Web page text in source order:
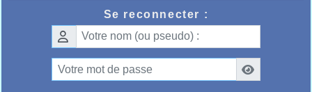
Se reconnecter :